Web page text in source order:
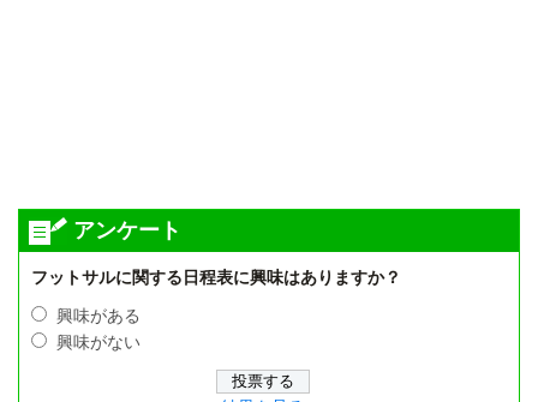
アンケート
フットサルに関する日程表に興味はありますか？
興味がある
興味がない